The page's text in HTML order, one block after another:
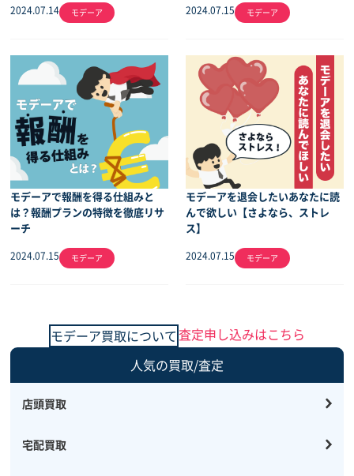
2024.07.14 モデーア 2024.07.15 モデーア
モデーアで報酬を得る仕組みと
は？報酬プランの特徴を徹底リサ
ーチ
2024.07.15 モデーア
モデーアを退会したいあなたに読
んで欲しい【さよなら、ストレ
ス】
2024.07.15 モデーア
モデーア買取について査定申し込みはこちら
人気の買取/査定
店頭買取
宅配買取